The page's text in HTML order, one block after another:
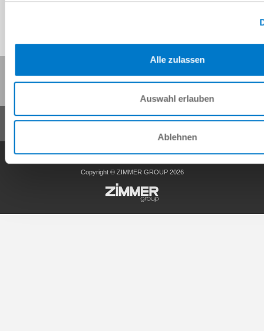
Alle zulassen
Auswahl erlauben
Ablehnen
AGB Datenschutz Impressum Kontakt
Copyright © ZIMMER GROUP 2026